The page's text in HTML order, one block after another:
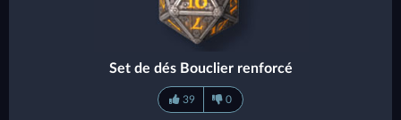
Set de dés Bouclier renforcé
39 0